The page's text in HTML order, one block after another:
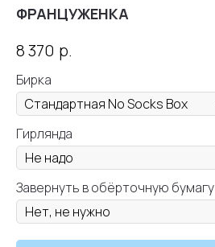
ФРАНЦУЖЕНКА
8 370 р.
Бирка
Гирлянда
Завернуть в обёрточную бумагу